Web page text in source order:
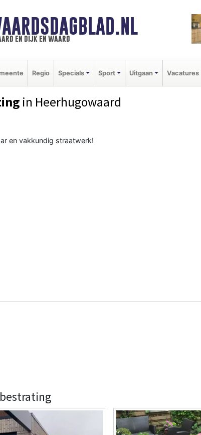
en dijk en waard
Regio Specials Sport Uitgaan Vacatures
in Heerhugowaard
en vakkundig straatwerk!